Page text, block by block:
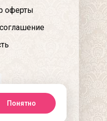
оферты
Понятно